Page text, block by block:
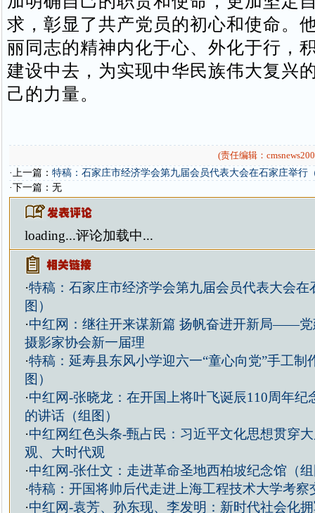
求，彰显了共产党员的初心和使命。
丽同志的精神内化于心、外化于行，
建设中去，为实现中华民族伟大复兴
己的力量。
(责任编辑：
·上一篇： 特稿：石家庄市经济学会第九届会员代表大会在石家庄举行
·下一篇：无
loading...评论加载中...
·特稿：石家庄市经济学会第九届会员代表大会在
图）
·中红网：继往开来谋新篇 扬帆奋进开新局——党
摄影家协会新一届理
·特稿：延寿县东风小学迎六一“童心向党”手工制
图）
·中红网-张晓龙：在开国上将叶飞诞辰110周年纪
的讲话（组图）
·中红网红色头条-甄占民：习近平文化思想贯穿
观、大时代观
·中红网-张仕文：走进革命圣地西柏坡纪念馆（
·特稿：开国将帅后代走进上海工程技术大学考察
·中红网-袁芳、孙东现、李发明：新时代社会化